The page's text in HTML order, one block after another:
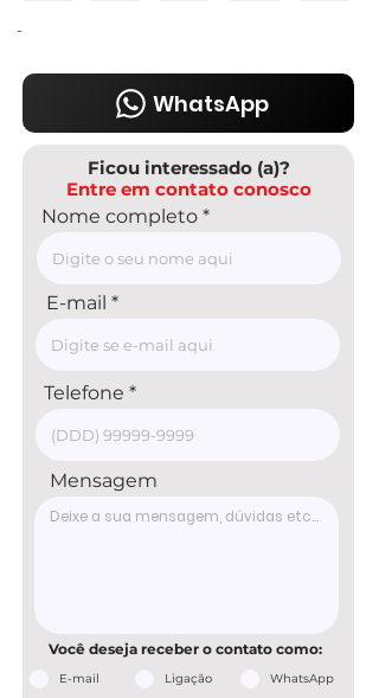
-
WhatsApp
Ficou interessado (a)?
Entre em contato conosco
Nome completo
E-mail
Telefone
Mensagem
Você deseja receber o contato como:
E-mail Ligação WhatsApp